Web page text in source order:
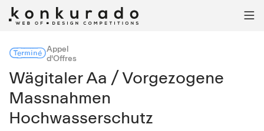

TerminéAppel
d'Offres
Wägitaler Aa / Vorgezogene
Massnahmen
Hochwasserschutz